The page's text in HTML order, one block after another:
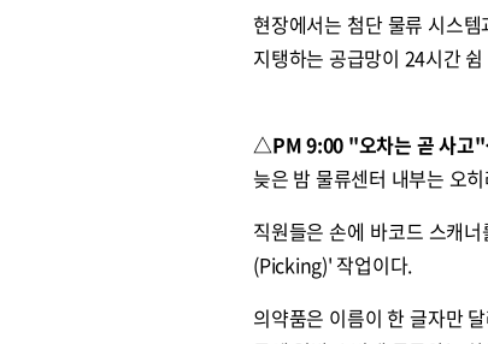
현장에서는 첨단 물류 시스
지탱하는 공급망이 24시간
△PM 9:00 "오차는 곧 사고
늦은 밤 물류센터 내부는 오
직원들은 손에 바코드 스캐
(Picking)' 작업이다.
의약품은 이름이 한 글자만